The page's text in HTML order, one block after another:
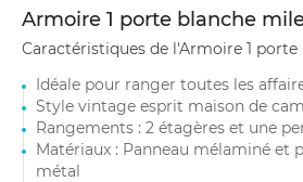
Armoire 1 porte blanche
Caractéristiques de l'Armoire 1
Idéale pour ranger toutes les
Style vintage esprit maison de
Rangements : 2 étagères et une
Matériaux : Panneau mélaminé et
métal